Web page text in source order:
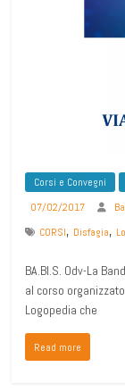
Corsi e Convegni
07/02/2017
CORSI, Disfagia,
BA.BI.S. Odv-La
al corso
Logopedia che
Read more